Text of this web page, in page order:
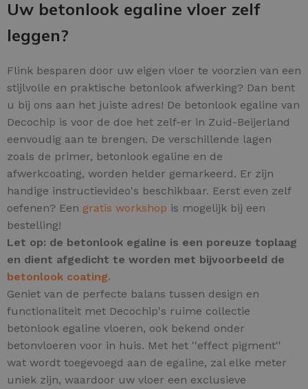
Uw betonlook egaline vloer zelf
leggen?
Flink besparen door uw eigen vloer te voorzien van een
stijlvolle en praktische betonlook afwerking? Dan bent
u bij ons aan het juiste adres! De betonlook egaline van
Decochip is voor de doe het zelf-er in Zuid-Beijerland
eenvoudig aan te brengen. De verschillende lagen
zoals de primer, betonlook egaline en de
afwerkcoating, worden helder gemarkeerd. Er zijn
handige instructievideo's beschikbaar. Eerst even zelf
oefenen? Een gratis workshop is mogelijk bij een
bestelling!
Let op: de betonlook egaline is een poreuze toplaag
en dient afgedicht te worden met bijvoorbeeld de
betonlook coating.
Geniet van de perfecte balans tussen design en
functionaliteit met Decochip's ruime collectie
betonlook egaline vloeren, ook bekend onder
betonvloeren voor in huis. Met het ''effect pigment''
wat wordt toegevoegd aan de egaline, zal elke meter
uniek zijn, waardoor uw vloer een exclusieve